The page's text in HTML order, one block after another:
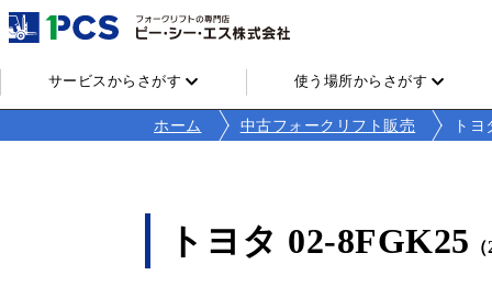
サービスからさがす 使う場所からさがす
ホーム 中古フォークリフト販売 ト
トヨタ 02-8FGK25